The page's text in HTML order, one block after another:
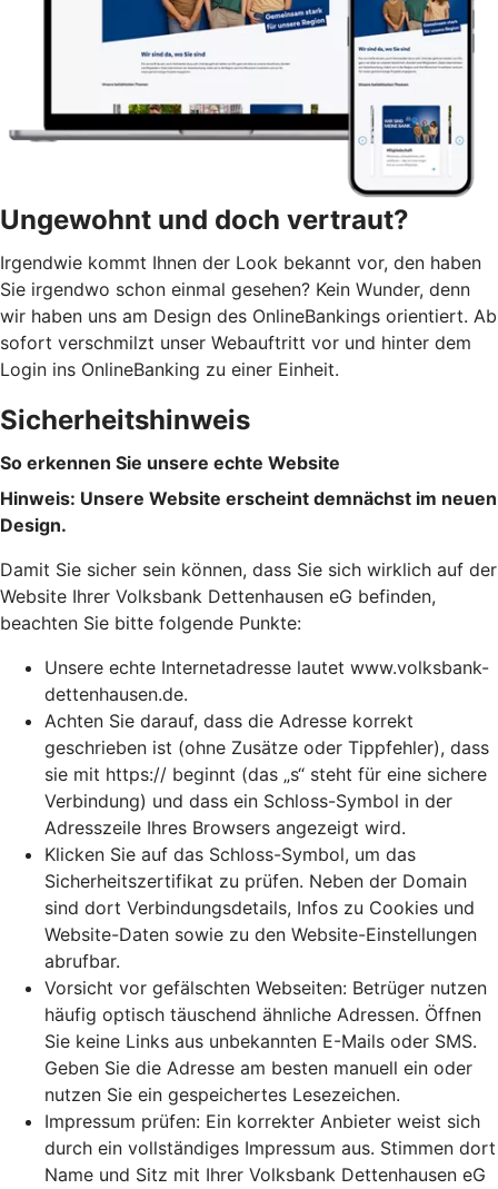
Ungewohnt und doch vertraut?
Irgendwie kommt Ihnen der Look bekannt vor, den haben
Sie irgendwo schon einmal gesehen? Kein Wunder, denn
wir haben uns am Design des OnlineBankings orientiert. Ab
sofort verschmilzt unser Webauftritt vor und hinter dem
Login ins OnlineBanking zu einer Einheit.
Sicherheitshinweis
So erkennen Sie unsere echte Website
Hinweis: Unsere Website erscheint demnächst im neuen
Design.
Damit Sie sicher sein können, dass Sie sich wirklich auf der
Website Ihrer Volksbank Dettenhausen eG befinden,
beachten Sie bitte folgende Punkte:
Unsere echte Internetadresse lautet www.volksbank-
dettenhausen.de.
Achten Sie darauf, dass die Adresse korrekt
geschrieben ist (ohne Zusätze oder Tippfehler), dass
sie mit https:// beginnt (das „s“ steht für eine sichere
Verbindung) und dass ein Schloss-Symbol in der
Adresszeile Ihres Browsers angezeigt wird.
Klicken Sie auf das Schloss-Symbol, um das
Sicherheitszertifikat zu prüfen. Neben der Domain
sind dort Verbindungsdetails, Infos zu Cookies und
Website-Daten sowie zu den Website-Einstellungen
abrufbar.
Vorsicht vor gefälschten Webseiten: Betrüger nutzen
häufig optisch täuschend ähnliche Adressen. Öffnen
Sie keine Links aus unbekannten E-Mails oder SMS.
Geben Sie die Adresse am besten manuell ein oder
nutzen Sie ein gespeichertes Lesezeichen.
Impressum prüfen: Ein korrekter Anbieter weist sich
durch ein vollständiges Impressum aus. Stimmen dort
Name und Sitz mit Ihrer Volksbank Dettenhausen eG